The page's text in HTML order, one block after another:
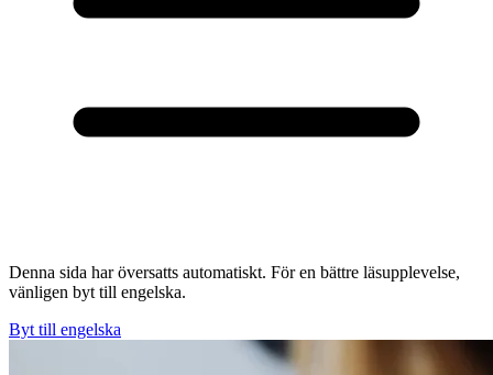
Denna sida har översatts automatiskt. För en bättre läsupplevelse,
vänligen byt till engelska.
Byt till engelska